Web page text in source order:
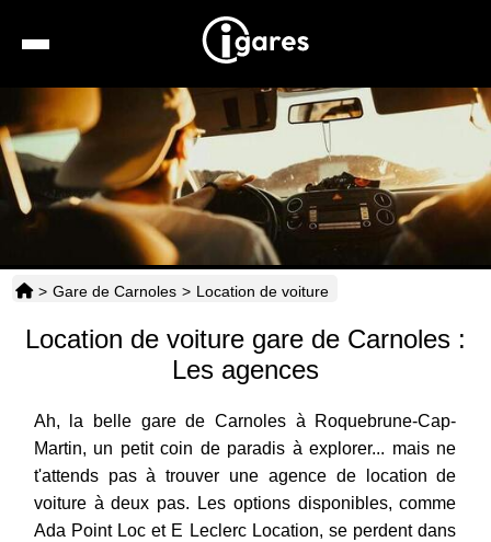
Recherche
Location de voiture
Hôtels
Taxis
Horaires
> Gare de Carnoles > Location de voiture
Location de voiture gare de Carnoles :
Les agences
Ah, la belle gare de Carnoles à Roquebrune-Cap-
Martin, un petit coin de paradis à explorer... mais ne
t'attends pas à trouver une agence de location de
voiture à deux pas. Les options disponibles, comme
Ada Point Loc et E Leclerc Location, se perdent dans